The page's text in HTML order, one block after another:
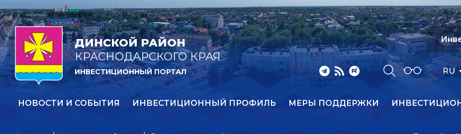
ДИНСКОЙ РАЙОН
КРАСНОДАРСКОГО КРАЯ
ИНВЕСТИЦИОННЫЙ ПОРТАЛ RU
НОВОСТИ И СОБЫТИЯ ИНВЕСТИЦИОННЫЙ ПРОФИЛЬ МЕРЫ ПОДДЕРЖКИ